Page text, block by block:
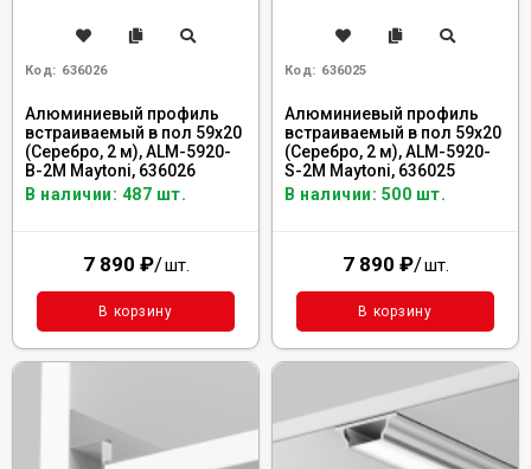
Код: 636026
Алюминиевый профиль
встраиваемый в пол 59x20
(Серебро, 2 м), ALM-5920-
B-2M Maytoni, 636026
В наличии: 487 шт.
7 890 ₽/шт.
В корзину
Код: 636025
Алюминиевый профиль
встраиваемый в пол 59x20
(Серебро, 2 м), ALM-5920-
S-2M Maytoni, 636025
В наличии: 500 шт.
7 890 ₽/шт.
В корзину